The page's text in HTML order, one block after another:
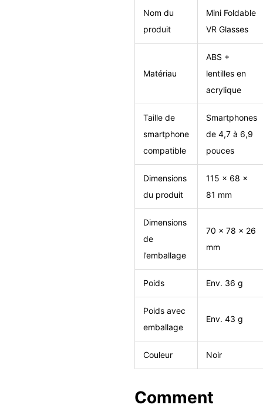
Nom du
produit
Mini Foldable
VR Glasses
Matériau
ABS +
lentilles en
acrylique
Taille de
smartphone
compatible
Smartphones
de 4,7 à 6,9
pouces
Dimensions
du produit
115 × 68 ×
81 mm
Dimensions
de
l’emballage
70 × 78 × 26
mm
Poids Env. 36 g
Poids avec
emballage
Env. 43 g
Couleur Noir
Comment